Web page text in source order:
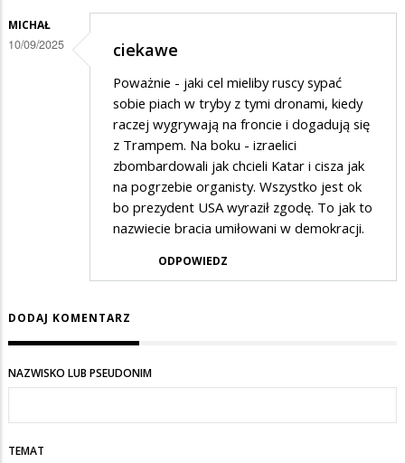
o…
MICHAŁ
10/09/2025 ciekawe
Poważnie - jaki cel mieliby ruscy sypać
sobie piach w tryby z tymi dronami, kiedy
raczej wygrywają na froncie i dogadują się
z Trampem. Na boku - izraelici
zbombardowali jak chcieli Katar i cisza jak
na pogrzebie organisty. Wszystko jest ok
bo prezydent USA wyraził zgodę. To jak to
nazwiecie bracia umiłowani w demokracji.
ODPOWIEDZ
DODAJ KOMENTARZ
NAZWISKO LUB PSEUDONIM
TEMAT